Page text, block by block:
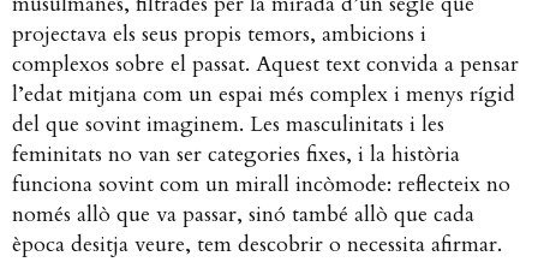
projectava els seus propis temors, ambicions i
complexos sobre el passat. Aquest text convida a pensar
l’edat mitjana com un espai més complex i menys rígid
del que sovint imaginem. Les masculinitats i les
feminitats no van ser categories fixes, i la història
funciona sovint com un mirall incòmode: reflecteix no
només allò que va passar, sinó també allò que cada
època desitja veure, tem descobrir o necessita afirmar.